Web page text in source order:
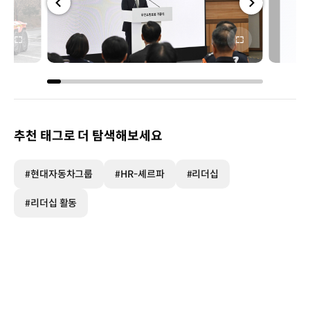
전체
화면
전체
화면
추천 태그로 더 탐색해보세요
#현대자동차그룹 #HR-셰르파 #리더십
#리더십 활동